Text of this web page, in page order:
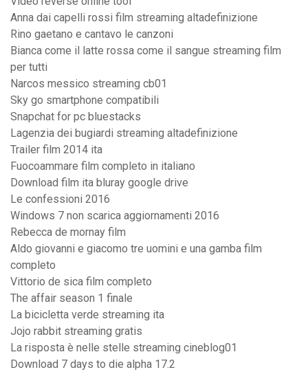
Anna dai capelli rossi film streaming altadefinizione
Rino gaetano e cantavo le canzoni
Bianca come il latte rossa come il sangue streaming film
per tutti
Narcos messico streaming cb01
Sky go smartphone compatibili
Snapchat for pc bluestacks
Lagenzia dei bugiardi streaming altadefinizione
Trailer film 2014 ita
Fuocoammare film completo in italiano
Download film ita bluray google drive
Le confessioni 2016
Windows 7 non scarica aggiornamenti 2016
Rebecca de mornay film
Aldo giovanni e giacomo tre uomini e una gamba film
completo
Vittorio de sica film completo
The affair season 1 finale
La bicicletta verde streaming ita
Jojo rabbit streaming gratis
La risposta è nelle stelle streaming cineblog01
Download 7 days to die alpha 17.2